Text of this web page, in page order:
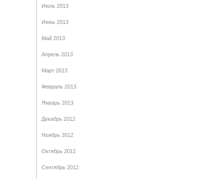
Июль 2013
Июнь 2013
Май 2013
Апрель 2013
Март 2013
Февраль 2013
Январь 2013
Декабрь 2012
Ноябрь 2012
Октябрь 2012
Сентябрь 2012